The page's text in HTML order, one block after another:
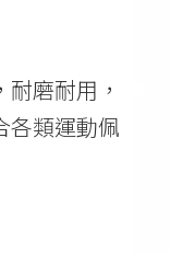
磨耐用，
各類運動佩